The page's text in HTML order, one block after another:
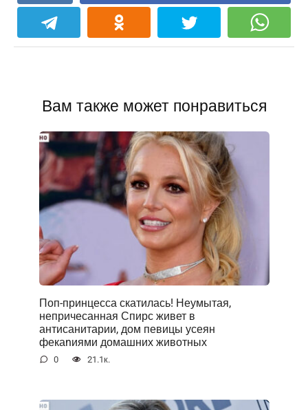
Вам также может понравиться
Поп-принцесса скатилась! Неумытая,
непричесанная Спирс живет в
антисанитарии, дом певицы усеян
фекаnиями домашних животных
0 21.1к.